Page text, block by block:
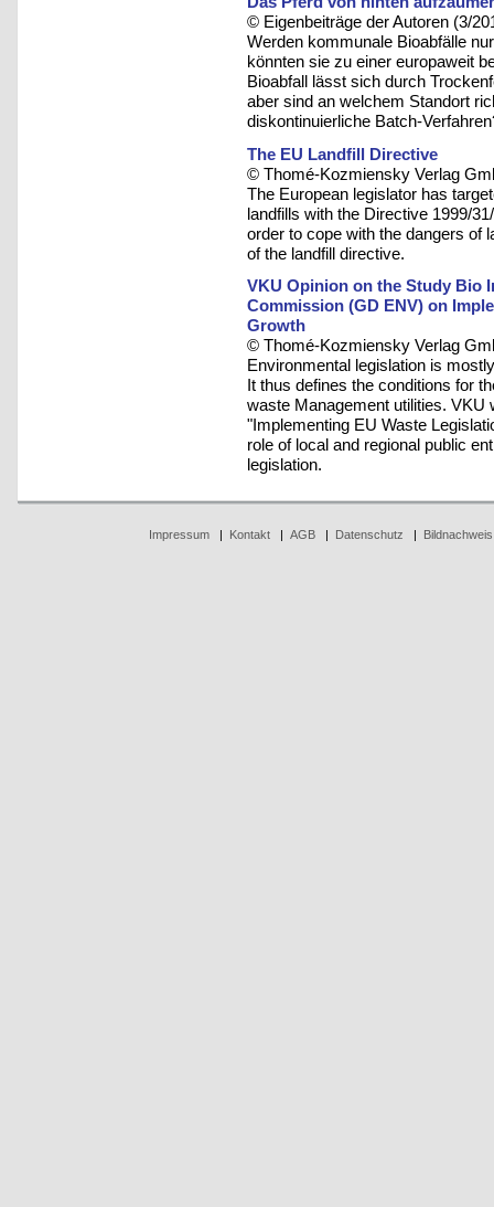
© Eigenbeiträge der Autoren (3/
Werden kommunale Bioabfälle
könnten sie zu einer europaweit
Bioabfall lässt sich durch
aber sind an welchem Standort
diskontinuierliche Batch-
The EU Landfill Directive
© Thomé-Kozmiensky Verlag
The European legislator has
landfills with the Directive 1999/
order to cope with the dangers of
of the landfill directive.
VKU Opinion on the Study Bio
Commission (GD ENV) on
Growth
© Thomé-Kozmiensky Verlag
Environmental legislation is
It thus defines the conditions for
waste Management utilities. VKU
"Implementing EU Waste
role of local and regional public
legislation.
Impressum| Kontakt| AGB| Datenschutz Bildnachweis